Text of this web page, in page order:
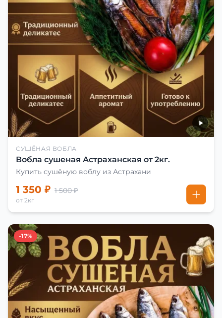
СУШЁНАЯ ВОБЛА
Вобла сушеная Астраханская от 2кг.
Купить сушёную воблу из Астрахани
1 350 ₽ 1 500 ₽
от 2кг
-17%